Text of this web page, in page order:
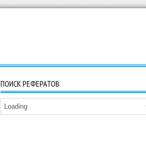
ПОИСК РЕФЕРАТОВ
Loading